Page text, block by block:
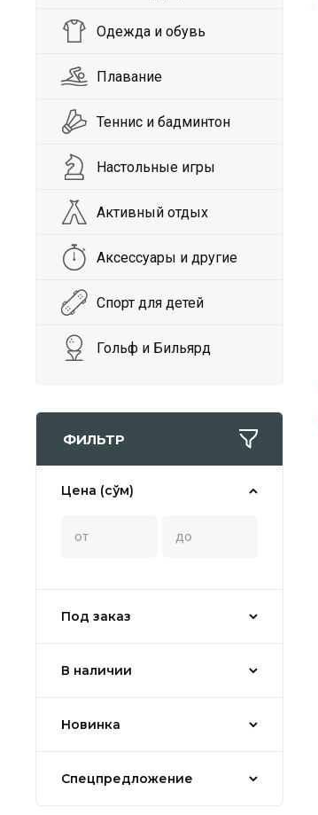
Одежда и обувь
Плавание
Теннис и бадминтон
Настольные игры
Активный отдых
Аксессуары и другие
Спорт для детей
Гольф и Бильярд
ФИЛЬТР
Цена (сўм)
Под заказ
В наличии
Новинка
Спецпредложение